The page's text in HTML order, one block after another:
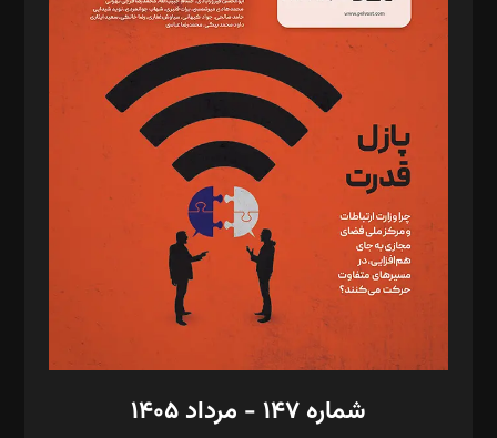
د‌بیر حقوق فناوری: حسام‌الدین ایپکچی
د‌بیر پیوست جهان: مینا پاکدل
د‌بیر تحریریه آنلاین: بابک نقاش
تحریریه‌: مجتبی محمود‌ی، آرش برهمند، یسنا امان‌پور، سروش کرمیان،
مصطفی مسجدی آرانی، ابوالفضل رجبی، زهرا فکرانه، فائزه فتحی
رستمی،مصطفی باستان
ویرایش: نگار استاد‌‌آقا
طراح یونیفرم: مجید توکلی
فیلمبرداری و عکاسی: امیر شفیعی، مانی لطفی زاده
گرافیک و صفحه‌آرایی: سید‌سبحان‌علی ثابت
مد‌یر توسعه تجاری: کامبیز برید‌
امور مالی: شاپور رهبری، محمد‌ کاظمی‌نیا
شماره ۱۴۷ - مرداد ۱۴۰۵